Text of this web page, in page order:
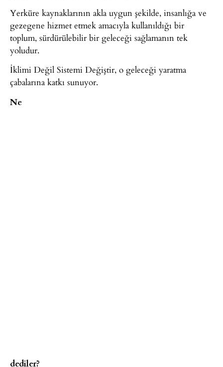
Yerküre kaynaklarının akla uygun şekilde, insanlığa ve
gezegene hizmet etmek amacıyla kullanıldığı bir
toplum, sürdürülebilir bir geleceği sağlamanın tek
yoludur.
İklimi Değil Sistemi Değiştir, o geleceği yaratma
çabalarına katkı sunuyor.
Ne
dediler?